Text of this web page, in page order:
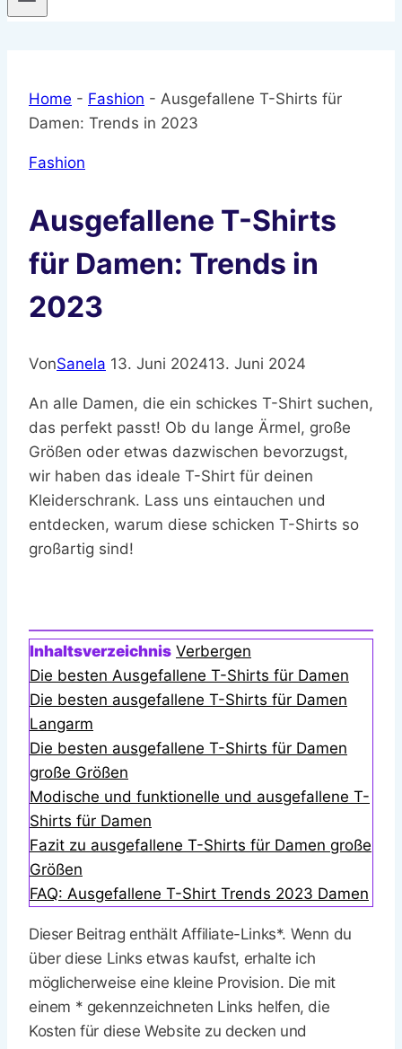
Home - Fashion - Ausgefallene T-Shirts für
Damen: Trends in 2023
Fashion
Ausgefallene T-Shirts
für Damen: Trends in
2023
VonSanela 13. Juni 202413. Juni 2024
An alle Damen, die ein schickes T-Shirt suchen,
das perfekt passt! Ob du lange Ärmel, große
Größen oder etwas dazwischen bevorzugst,
wir haben das ideale T-Shirt für deinen
Kleiderschrank. Lass uns eintauchen und
entdecken, warum diese schicken T-Shirts so
großartig sind!
Inhaltsverzeichnis Verbergen
Die besten Ausgefallene T-Shirts für Damen
Die besten ausgefallene T-Shirts für Damen
Langarm
Die besten ausgefallene T-Shirts für Damen
große Größen
Modische und funktionelle und ausgefallene T-
Shirts für Damen
Fazit zu ausgefallene T-Shirts für Damen große
Größen
FAQ: Ausgefallene T-Shirt Trends 2023 Damen
Dieser Beitrag enthält Affiliate-Links*. Wenn du
über diese Links etwas kaufst, erhalte ich
möglicherweise eine kleine Provision. Die mit
einem * gekennzeichneten Links helfen, die
Kosten für diese Website zu decken und